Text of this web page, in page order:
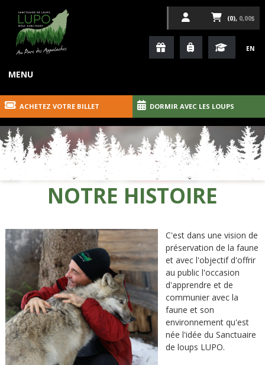
(0), 0,00$
EN
MENU
ACHETEZ VOTRE BILLET DORMIR AVEC LES LOUPS
NOTRE HISTOIRE
C'est dans une vision de
préservation de la faune
et avec l'objectif d'offrir
au public l'occasion
d'apprendre et de
communier avec la
faune et son
environnement qu'est
née l'idée du Sanctuaire
de loups LUPO.